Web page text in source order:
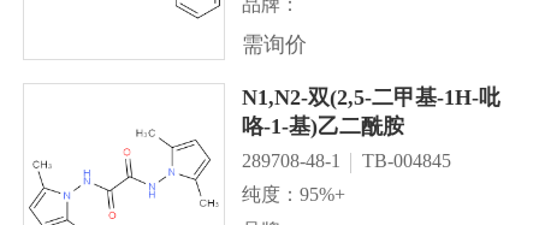
品牌：
需询价
N1,N2-双(2,5-二甲基-1H-吡
咯-1-基)乙二酰胺
289708-48-1
TB-004845
纯度：95%+